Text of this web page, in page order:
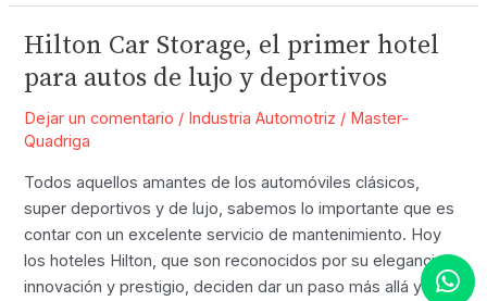
se
abren
para
la
industria
automotriz
la
nacionalización
del
Litio?
Hilton Car Storage, el primer hotel
para autos de lujo y deportivos
Dejar un comentario / Industria Automotriz / Master-
Quadriga
Todos aquellos amantes de los automóviles clásicos,
super deportivos y de lujo, sabemos lo importante que es
contar con un excelente servicio de mantenimiento. Hoy
los hoteles Hilton, que son reconocidos por su elegancia,
innovación y prestigio, deciden dar un paso más allá y